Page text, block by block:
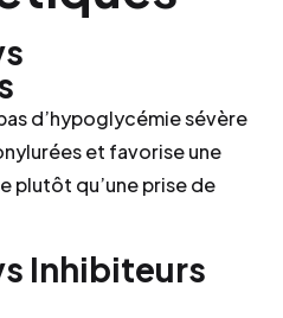
d’hypoglycémie sévère
et favorise une
plutôt qu’une prise de
Inhibiteurs